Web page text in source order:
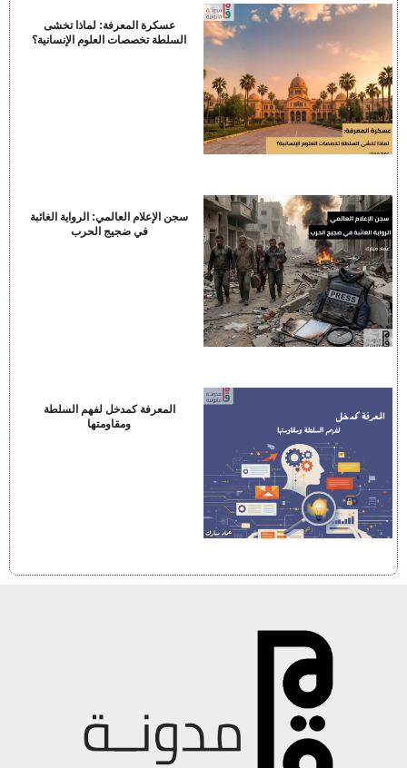
عسكرة المعرفة: لماذا تخشى
السلطة تخصصات العلوم الإنسانية؟
سجن الإعلام العالمي: الرواية الغائبة
في ضجيج الحرب
المعرفة كمدخل لفهم السلطة
ومقاومتها